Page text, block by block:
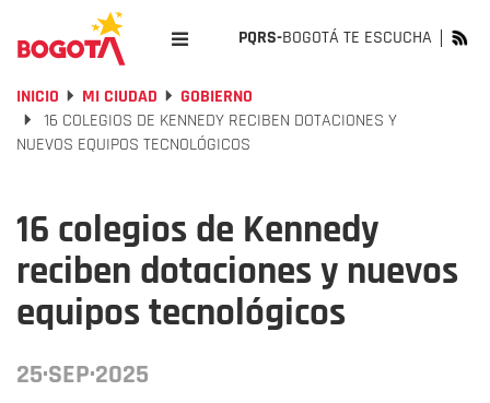
PQRS-BOGOTÁ TE ESCUCHA
INICIO MI CIUDAD
GOBIERNO
16 COLEGIOS DE KENNEDY RECIBEN DOTACIONES Y
NUEVOS EQUIPOS TECNOLÓGICOS
16 colegios de Kennedy
reciben dotaciones y nuevos
equipos tecnológicos
25·SEP·2025